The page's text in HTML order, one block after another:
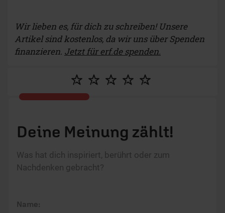
Wir lieben es, für dich zu schreiben! Unsere
Artikel sind kostenlos, da wir uns über Spenden
finanzieren. Jetzt für erf.de spenden.
Deine Meinung zählt!
Was hat dich inspiriert, berührt oder zum
Nachdenken gebracht?
Name: